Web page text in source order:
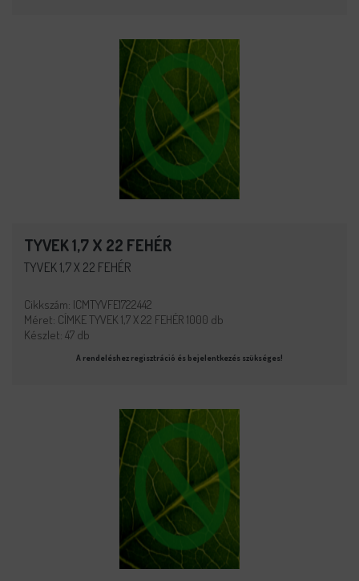
TYVEK 1,7 X 22 FEHÉR
TYVEK 1,7 X 22 FEHÉR
Cikkszám: ICMTYVFE1722442
Méret: CÍMKE TYVEK 1,7 X 22 FEHÉR 1000 db
Készlet: 47 db
A rendeléshez regisztráció és bejelentkezés szükséges!